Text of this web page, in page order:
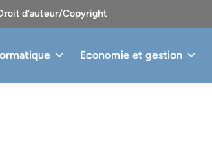
d’auteur/Copyright
Economie et gestion